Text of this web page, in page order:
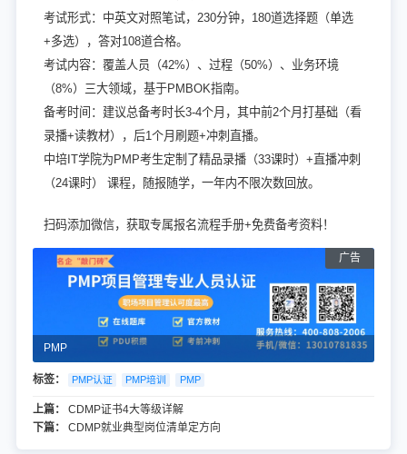
考试形式：中英文对照笔试，230分钟，180道选择题（单选
+多选），答对108道合格。
考试内容：覆盖人员（42%）、过程（50%）、业务环境
（8%）三大领域，基于PMBOK指南。
备考时间：建议总备考时长3-4个月，其中前2个月打基础（看
录播+读教材），后1个月刷题+冲刺直播。
中培IT学院为PMP考生定制了精品录播（33课时）+直播冲刺
（24课时） 课程，随报随学，一年内不限次数回放。
扫码添加微信，获取专属报名流程手册+免费备考资料！
PMP
标签： PMP认证 PMP培训 PMP
上篇：
CDMP证书4大等级详解
下篇：
CDMP就业典型岗位清单定方向